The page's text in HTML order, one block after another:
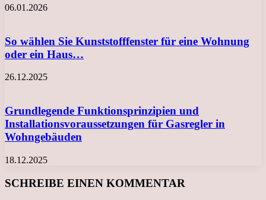
06.01.2026
So wählen Sie Kunststofffenster für eine Wohnung
oder ein Haus…
26.12.2025
Grundlegende Funktionsprinzipien und
Installationsvoraussetzungen für Gasregler in
Wohngebäuden
18.12.2025
SCHREIBE EINEN KOMMENTAR